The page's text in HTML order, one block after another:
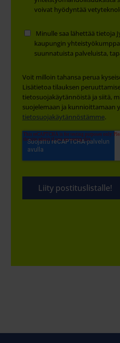
voivat hyödyntää
Minulle saa lähettää tietoja
kaupungin
suunnatuista palveluista,
Voit milloin tahansa perua
Lisätietoa tilauksen
tietosuojakäytännöistä ja siitä,
suojelemaan ja kunnioittamaan
tietosuojakäytännöstämme.